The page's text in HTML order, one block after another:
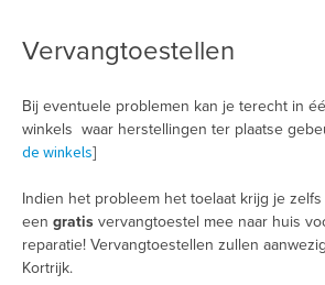
Vervangtoestellen
Bij eventuele problemen kan je terecht in
winkels waar herstellingen ter plaatse
de winkels]
Indien het probleem het toelaat krijg je
een gratis vervangtoestel mee naar huis
reparatie! Vervangtoestellen zullen
Kortrijk.